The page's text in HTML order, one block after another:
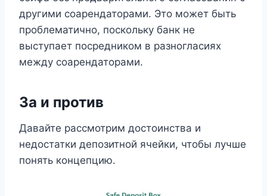
другими соарендаторами. Это может быть
проблематично, поскольку банк не
выступает посредником в разногласиях
между соарендаторами.
За и против
Давайте рассмотрим достоинства и
недостатки депозитной ячейки, чтобы лучше
понять концепцию.